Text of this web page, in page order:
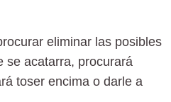
eliminar las posibles
se acatarra, procurará
toser encima o darle a